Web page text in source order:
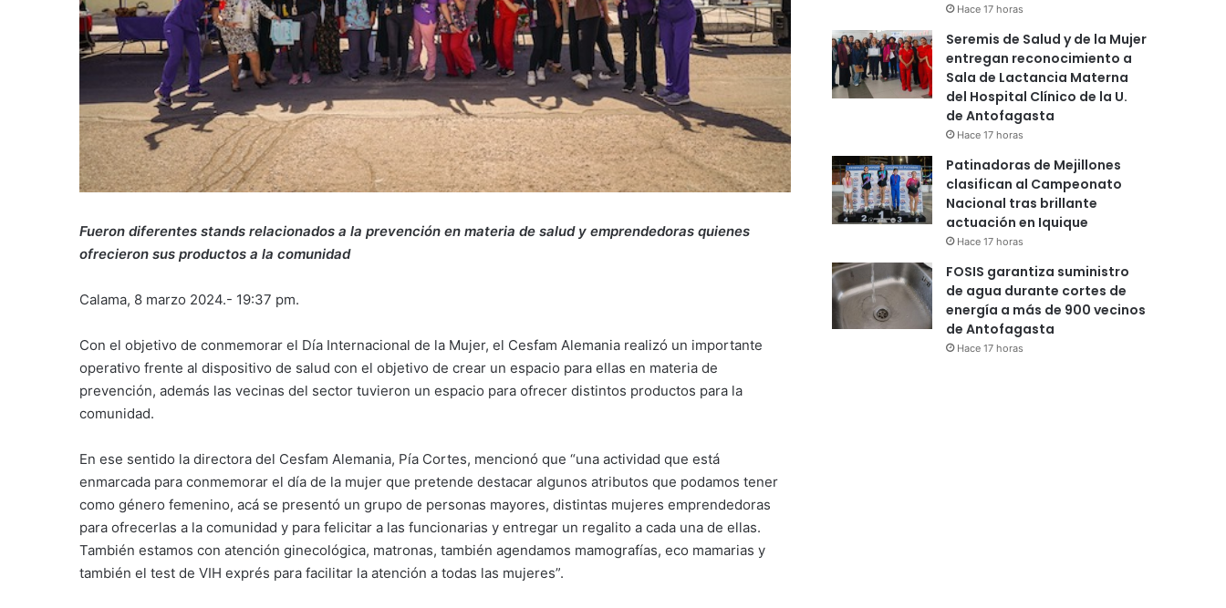
Fueron diferentes stands relacionados a la prevención en materia de salud y emprendedoras quienes
ofrecieron sus productos a la comunidad
Calama, 8 marzo 2024.- 19:37 pm.
Con el objetivo de conmemorar el Día Internacional de la Mujer, el Cesfam Alemania realizó un importante
operativo frente al dispositivo de salud con el objetivo de crear un espacio para ellas en materia de
prevención, además las vecinas del sector tuvieron un espacio para ofrecer distintos productos para la
comunidad.
En ese sentido la directora del Cesfam Alemania, Pía Cortes, mencionó que “una actividad que está
enmarcada para conmemorar el día de la mujer que pretende destacar algunos atributos que podamos tener
como género femenino, acá se presentó un grupo de personas mayores, distintas mujeres emprendedoras
para ofrecerlas a la comunidad y para felicitar a las funcionarias y entregar un regalito a cada una de ellas.
También estamos con atención ginecológica, matronas, también agendamos mamografías, eco mamarias y
también el test de VIH exprés para facilitar la atención a todas las mujeres”.
Hace 17 horas
Seremis de Salud y de la Mujer
entregan reconocimiento a
Sala de Lactancia Materna
del Hospital Clínico de la U.
de Antofagasta
Hace 17 horas
Patinadoras de Mejillones
clasifican al Campeonato
Nacional tras brillante
actuación en Iquique
Hace 17 horas
FOSIS garantiza suministro
de agua durante cortes de
energía a más de 900 vecinos
de Antofagasta
Hace 17 horas